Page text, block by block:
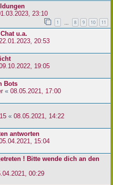
23:10
1 8 9 10 11
u.a.
22.01.2023, 20:53
19:05
Bots
« 08.05.2021, 17:00
« 08.05.2021, 14:22
antworten
15:04
! Bitte wende dich an den
00:29